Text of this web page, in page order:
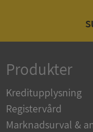
Produkter
Kreditupplysning
Registervård
Marknadsurval &